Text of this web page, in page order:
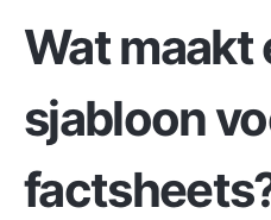
Wat maakt
sjabloon